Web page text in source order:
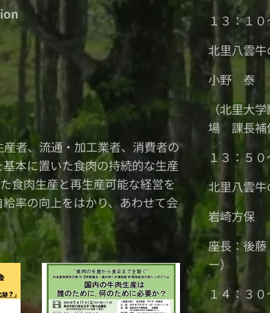
者、流通・加工業者、消費者の
本に置いた食肉の持続的な生産
食肉生産と再生産可能な経営を
率の向上をはかり、あわせて会
１３：１
北里八雲
小野 泰
（北里大
場 課長補
１３：５
北里八雲牛
岩崎方保
座長：後
ー）
１４：３